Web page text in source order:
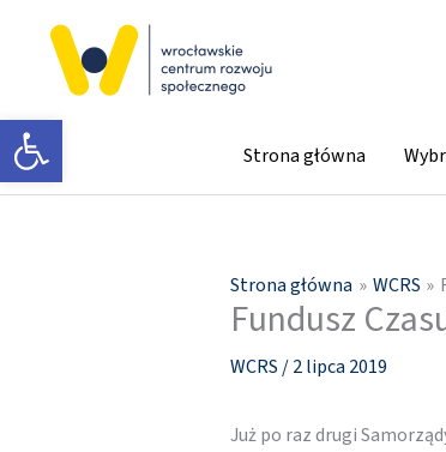
Otwórz pasek narzędzi Strona główna
Strona główna WCRS
Fundusz
WCRS /2 lipca 2019
Już po raz drugi